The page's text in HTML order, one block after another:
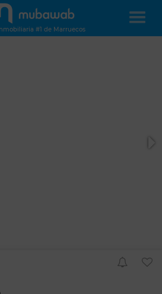
#1 de Marruecos